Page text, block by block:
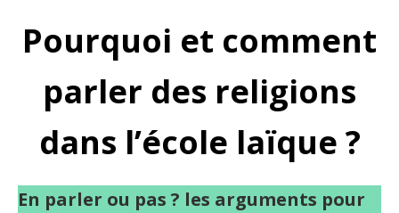
Pourquoi et comment
parler des religions
dans l’école laïque ?
En parler ou pas ? les arguments pour